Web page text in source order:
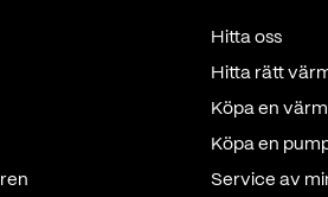
Hitta oss
Hitta rätt
Köpa en
Köpa en
Service av